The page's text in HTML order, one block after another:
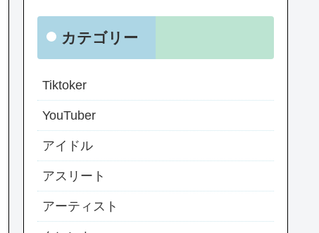
カテゴリー
Tiktoker
YouTuber
アイドル
アスリート
アーティスト